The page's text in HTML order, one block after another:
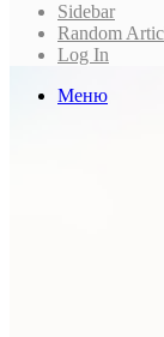
Sidebar
Random
Log In
Меню